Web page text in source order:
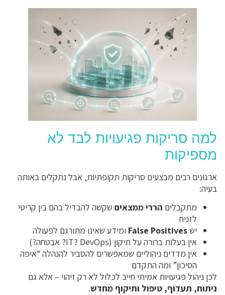
למה סריקות פגיעויות לבד לא
מספיקות
ארגונים רבים מבצעים סריקות תקופתיות, אבל נתקלים באותה
בעיה:
מתקבלים הררי ממצאים שקשה להבדיל בהם בין קריטי
לזניח
ישFalse Positives ומידע שאינו מתורגם לפעולה
אין בעלות ברורה על תיקון (IT? DevOps? אבטחה?)
אין מדדים ניהוליים שמאפשרים להסביר להנהלה “איפה
הסיכון” ומה התקדם
לכן ניהול פגיעויות אמיתי חייב לכלול לא רק זיהוי – אלא גם
ניתוח, תעדוף, טיפול ותיקוף מחדש.